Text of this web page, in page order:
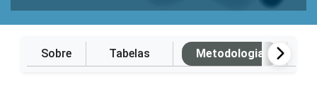
Sobre Tabelas Metodologia